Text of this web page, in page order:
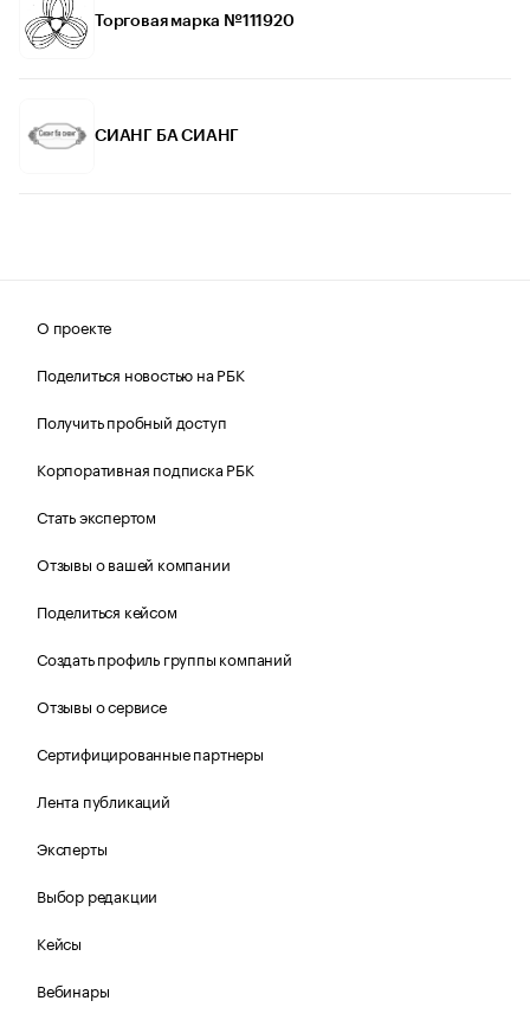
Торговая марка №111920
СИАНГ БА СИАНГ
О проекте
Поделиться новостью на РБК
Получить пробный доступ
Корпоративная подписка РБК
Стать экспертом
Отзывы о вашей компании
Поделиться кейсом
Создать профиль группы компаний
Отзывы о сервисе
Сертифицированные партнеры
Лента публикаций
Эксперты
Выбор редакции
Кейсы
Вебинары